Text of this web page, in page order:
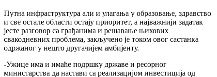
Путна инфраструктура али и улагања у образовање, здравство
и све остале области остају приоритет, а најважнији задатак
јесте разговор са грађанима и решавање њихових
свакодневних проблема, закључено је током овог састанка
одржаног у нешто другачијем амбијенту.
-Ужице има и имаће подршку државе и ресорног
министарства да настави са реализацијом инвестиција од